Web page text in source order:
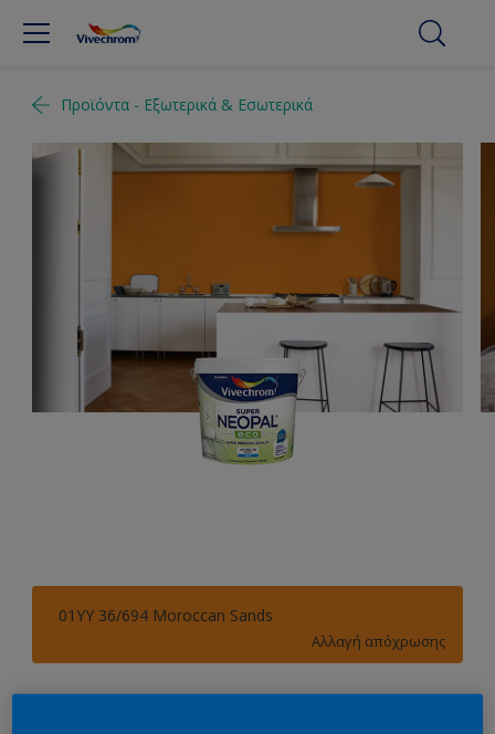
Προϊόντα - Εξωτερικά & Εσωτερικά
01YY 36/694 Moroccan Sands
Αλλαγή απόχρωσης
Συσκευασία